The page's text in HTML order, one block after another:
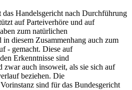
Handelsgericht nach Durchführung
auf Parteiverhöre und auf
zum natürlichen
diesem Zusammenhang auch zum
- gemacht. Diese auf
Erkenntnisse sind
zwar auch insoweit, als sie sich auf
beziehen. Die
sind für das Bundesgericht